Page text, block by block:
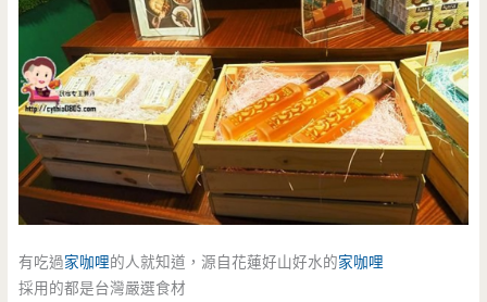
有吃過家咖哩的人就知道，源自花蓮好山好水的家咖哩
採用的都是台灣嚴選食材